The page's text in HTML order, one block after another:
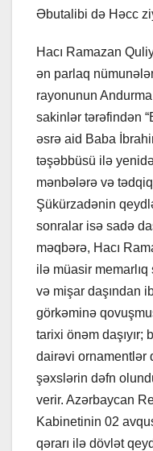
Əbutalibi də Həcc
Hacı Ramazan
ən parlaq
rayonunun
sakinlər tərəfindən
əsrə aid Baba
təşəbbüsü ilə
mənbələrə və
Şükürzadənin
sonralar isə sadə
məqbərə, Hacı
ilə müasir
və mişar daşından
görkəminə
tarixi önəm
dairəvi ornamentlər
şəxslərin dəfn
verir. Azərbaycan
Kabinetinin 02
qərarı ilə dövlət